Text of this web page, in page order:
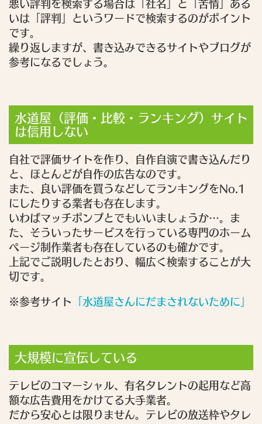
悪い評判を検索する場合は「社名」と「苦情」ある
いは「評判」というワードで検索するのがポイント
です。
繰り返しますが、書き込みできるサイトやブログが
参考になるでしょう。
水道屋（評価・比較・ランキング）サイト
は信用しない
自社で評価サイトを作り、自作自演で書き込んだり
と、ほとんどが自作の広告なのです。
また、良い評価を買うなどしてランキングをNo.1
にしたりする業者も存在します。
いわばマッチポンプとでもいいましょうか…。ま
た、そういったサービスを行っている専門のホーム
ページ制作業者も存在しているのも確かです。
上記でご説明したとおり、幅広く検索することが大
切です。
※参考サイト 「水道屋さんにだまされないために」
大規模に宣伝している
テレビのコマーシャル、有名タレントの起用など高
額な広告費用をかけてる大手業者。
だから安心とは限りません。テレビの放送枠やタレ